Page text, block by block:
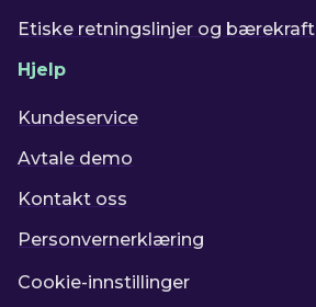
Etiske retningslinjer og bærekraft
Hjelp
Kundeservice
Avtale demo
Kontakt oss
Personvernerklæring
Cookie-innstillinger